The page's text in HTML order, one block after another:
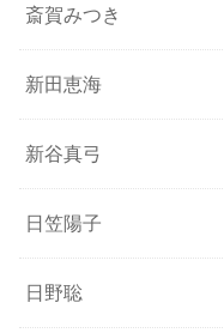
斎賀みつき
新田恵海
新谷真弓
日笠陽子
日野聡